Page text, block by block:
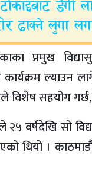
प्रमुख
ल्याउन
विशेष सहयोग
वर्षदेखि सो
थियो ।